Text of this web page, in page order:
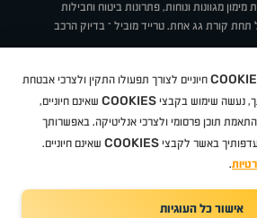
מגוונות ונוחות, פתרונות ביטוח וחבילות
קורת גג אחת. טרייד מוביל – בדיוק הרכב
מגזין טרייד מובילאיך זה עובד? דרושים
העדפות עוגיות
בי ווי דיצ'רי טסלהניסאןטויוטהדאצ'יהפולקסווגןטסלה
רנושברולט
TradeMobile instagram
TradeMobile facebook
חיוניים לצורך תפעולו התקין ולצרכי אבטחת
נעשה שימוש בקבצי COOKIES שאינם חיוניים,
התאמת תוכן פרסומי ולצרכי אנליטיקה. באפשרותך
באשר לקבצי COOKIES שאינם חיוניים.
.
אישור כל העוגיות